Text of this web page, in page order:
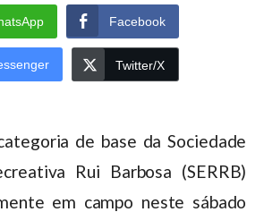
Facebook
Twitter/X
de base da Sociedade
Rui Barbosa (SERRB)
em campo neste sábado